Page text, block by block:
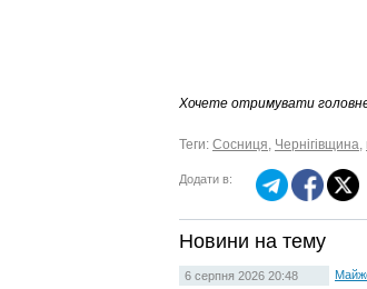
Хочете отримувати
Теги: Сосниця, Чернігівщина,
Додати в:
Новини на тему
6 серпня 2026 20:48